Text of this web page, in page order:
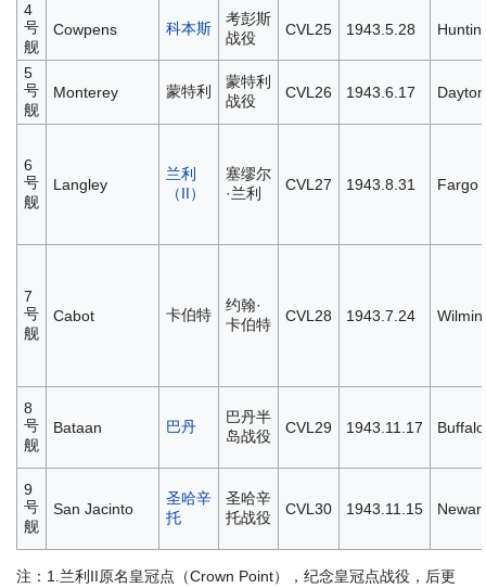
4
号
舰
Cowpens 科本斯
考彭斯
战役
CVL25 1943.5.28
5
号
舰
Monterey 蒙特利
蒙特利
战役
CVL26 1943.6.17 Dayton
6
号
舰
Langley
兰利
（II）
塞缪尔
·兰利
CVL27 1943.8.31 Fargo
7
号
舰
Cabot 卡伯特
约翰·
卡伯特
CVL28 1943.7.24
8
号
舰
Bataan 巴丹
巴丹半
岛战役
CVL29 1943.11.17 Buffalo
9
号
舰
San Jacinto
圣哈辛
托
圣哈辛
托战役
CVL30 1943.11.15
注：1.兰利II原名皇冠点（Crown Point），纪念皇冠点战役，后更